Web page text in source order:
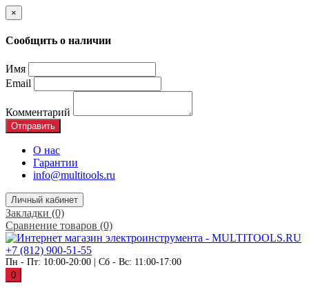
×
Сообщить о наличии
Имя
Email
Комментарий
Отправить
О нас
Гарантии
info@multitools.ru
Личный кабинет
Закладки (0)
Сравнение товаров (0)
+7 (812) 900-51-55
Пн - Пт: 10:00-20:00 | Сб - Вс: 11:00-17:00
0